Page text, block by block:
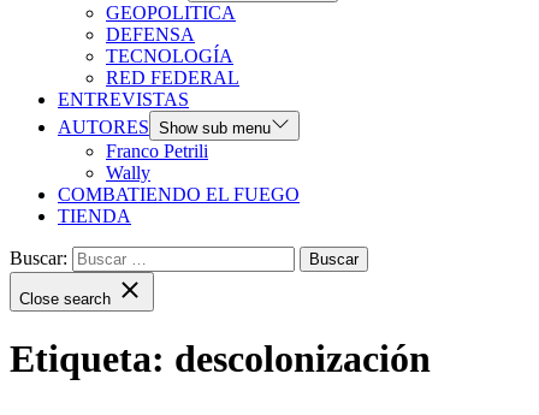
GEOPOLITICA
DEFENSA
TECNOLOGÍA
RED FEDERAL
ENTREVISTAS
AUTORES Show sub menu
Franco Petrili
Wally
COMBATIENDO EL FUEGO
TIENDA
Buscar:
Close search
Etiqueta: descolonización